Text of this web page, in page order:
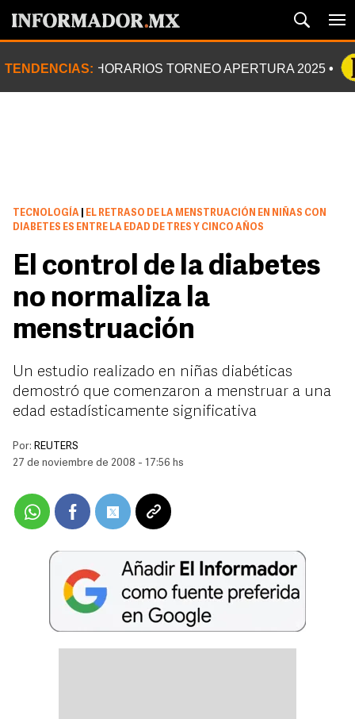
TENDENCIAS: HORARIOS TORNEO APERTURA 2025
TECNOLOGÍA
EL RETRASO DE LA MENSTRUACIÓN EN NIÑAS CON
DIABETES ES ENTRE LA EDAD DE TRES Y CINCO AÑOS
El control de la diabetes
no normaliza la
menstruación
Un estudio realizado en niñas diabéticas
demostró que comenzaron a menstruar a una
edad estadísticamente significativa
Por: REUTERS
27 de noviembre de 2008 - 17:56 hs